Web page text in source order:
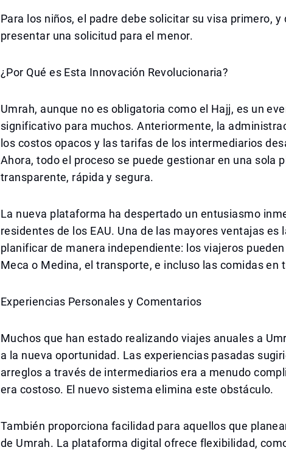
Para los niños, el padre debe solicitar su visa primero, y
presentar una solicitud para el menor.
¿Por Qué es Esta Innovación Revolucionaria?
Umrah, aunque no es obligatoria como el Hajj, es un
significativo para muchos. Anteriormente, la
los costos opacos y las tarifas de los intermediarios
Ahora, todo el proceso se puede gestionar en una sola
transparente, rápida y segura.
La nueva plataforma ha despertado un entusiasmo
residentes de los EAU. Una de las mayores ventajas es
planificar de manera independiente: los viajeros
Meca o Medina, el transporte, e incluso las comidas en
Experiencias Personales y Comentarios
Muchos que han estado realizando viajes anuales a
a la nueva oportunidad. Las experiencias pasadas
arreglos a través de intermediarios era a menudo
era costoso. El nuevo sistema elimina este obstáculo.
También proporciona facilidad para aquellos que
de Umrah. La plataforma digital ofrece flexibilidad,